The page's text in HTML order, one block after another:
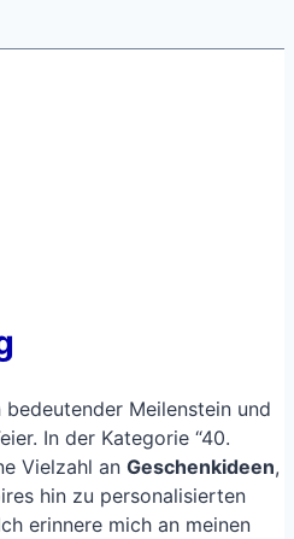
Meilenstein und
In der Kategorie “40.
Vielzahl an Geschenkideen,
hin zu personalisierten
erinnere mich an meinen